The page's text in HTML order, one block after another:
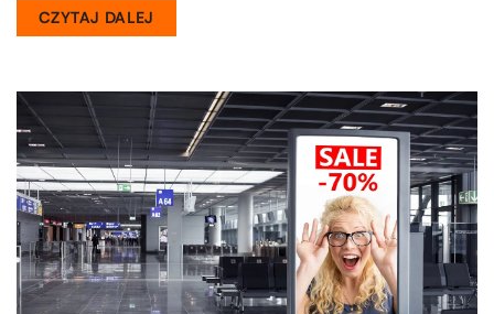
CZYTAJ DALEJ